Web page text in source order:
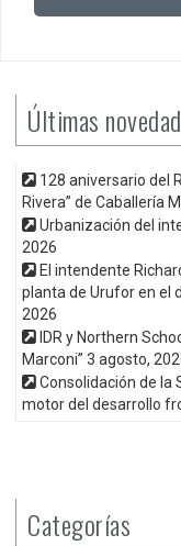
Últimas
128 aniversario del
Rivera” de Caballería
Urbanización del
2026
El intendente
planta de Urufor en el
2026
IDR y Northern
Marconi” 3 agosto,
Consolidación de la
motor del desarrollo
Categorías